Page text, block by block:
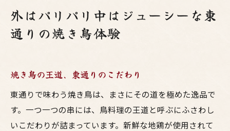
外はパリパリ中はジューシーな東
通りの焼き鳥体験
焼き鳥の王道、東通りのこだわり
東通りで味わう焼き鳥は、まさにその道を極めた逸品で
す。一つ一つの串には、鳥料理の王道と呼ぶにふさわし
いこだわりが詰まっています。新鮮な地鶏が使用されて